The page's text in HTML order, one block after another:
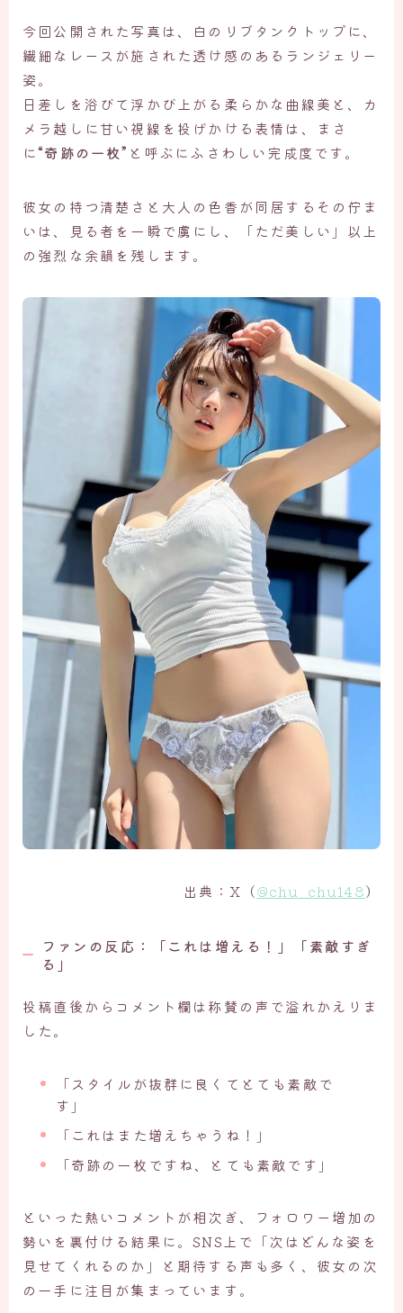
今回公開された写真は、白のリブタンクトップに、
繊細なレースが施された透け感のあるランジェリー
姿。
日差しを浴びて浮かび上がる柔らかな曲線美と、カ
メラ越しに甘い視線を投げかける表情は、まさ
に“奇跡の一枚” と呼ぶにふさわしい完成度です。
彼女の持つ清楚さと大人の色香が同居するその佇ま
いは、見る者を一瞬で虜にし、「ただ美しい」以上
の強烈な余韻を残します。
出典：X（@chu_chu148）
ファンの反応：「これは増える！」「素敵すぎ
る」
投稿直後からコメント欄は称賛の声で溢れかえりま
した。
「スタイルが抜群に良くてとても素敵で
す」
「これはまた増えちゃうね！」
「奇跡の一枚ですね、とても素敵です」
といった熱いコメントが相次ぎ、フォロワー増加の
勢いを裏付ける結果に。SNS上で「次はどんな姿を
見せてくれるのか」と期待する声も多く、彼女の次
の一手に注目が集まっています。